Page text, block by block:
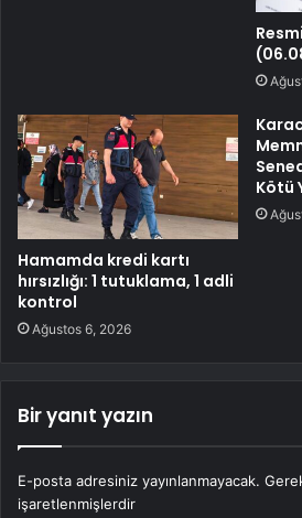
Hamamda kredi kartı
hırsızlığı: 1 tutuklama, 1 adli
kontrol
Ağustos 6, 2026
Kötü
Bir yanıt yazın
E-posta adresiniz yayınlanmayacak.
işaretlenmişlerdir